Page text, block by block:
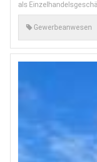
als
Gewerbeanwesen